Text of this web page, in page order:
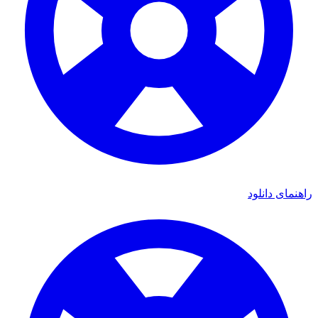
دانلود